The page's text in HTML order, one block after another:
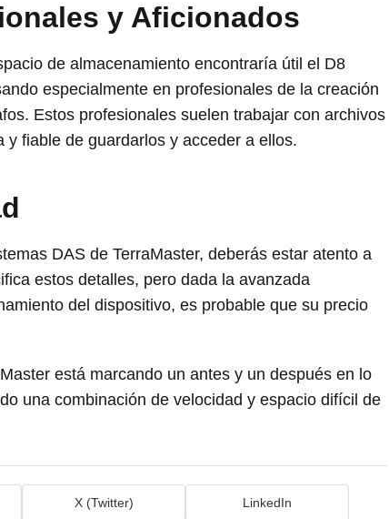
y Aficionados
de almacenamiento encontraría útil el D8
especialmente en profesionales de la creación
Estos profesionales suelen trabajar con archivos
fiable de guardarlos y acceder a ellos.
DAS de TerraMaster, deberás estar atento a
estos detalles, pero dada la avanzada
del dispositivo, es probable que su precio
está marcando un antes y un después en lo
una combinación de velocidad y espacio difícil de
X (Twitter) LinkedIn